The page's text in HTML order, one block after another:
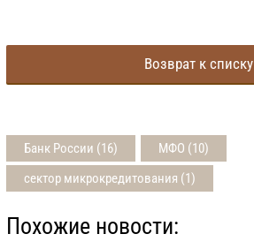
Возврат к списку
Банк России (16)
МФО (10)
сектор микрокредитования (1)
Похожие новости: